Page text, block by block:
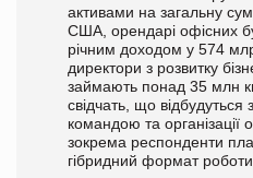
активами на загальну
США, орендарі офісних
річним доходом у 574
директори з розвитку
займають понад 35 млн
свідчать, що відбудуться
командою та організації
зокрема респонденти
гібридний формат